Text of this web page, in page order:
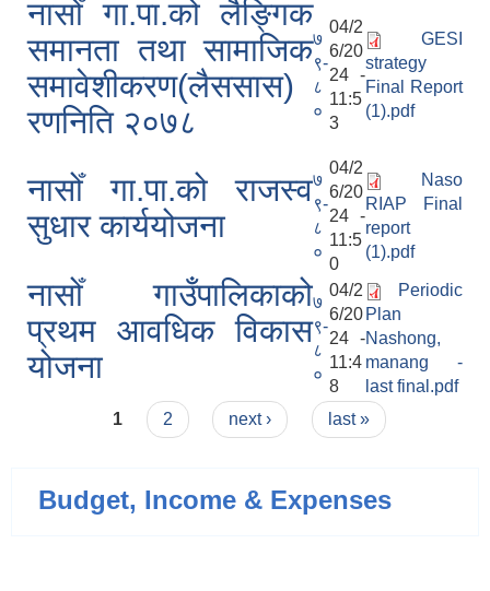
नासोँ गा.पा.को लैङ्गिक
समानता तथा सामाजिक
समावेशीकरण(लैससास)
रणनिति २०७८
७
९-
८
०
04/2
6/20
24 -
11:5
3
GESI
strategy
Final Report
(1).pdf
नासोँ गा.पा.को राजस्व
सुधार कार्ययोजना
७
९-
८
०
04/2
6/20
24 -
11:5
0
Naso
RIAP Final
report
(1).pdf
नासोँ गाउँपालिकाको
प्रथम आवधिक विकास
योजना
७
९-
८
०
04/2
6/20
24 -
11:4
8
Periodic
Plan
Nashong,
manang -
last final.pdf
Pages
1 2 next › last »
Budget, Income & Expenses